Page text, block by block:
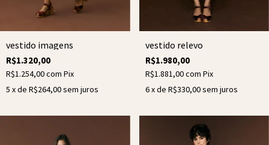
vestido imagens
R$1.320,00
R$1.254,00com Pix
5 x de R$264,00sem juros
vestido relevo
R$1.980,00
R$1.881,00com Pix
6x de R$330,00sem juros